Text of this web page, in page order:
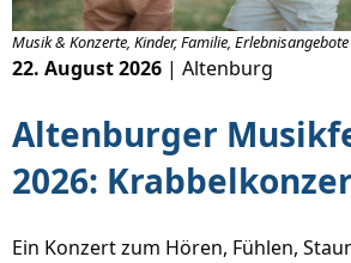
Altenburger
2026:
Musik & Konzerte, Kinder, Familie, Erlebnisangebote
22. August 2026 | Altenburg
Ein Konzert zum Hören, Fühlen,